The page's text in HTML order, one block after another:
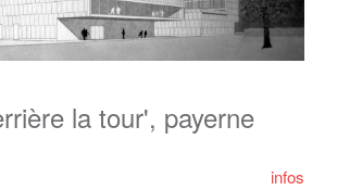
la tour', payerne
infos